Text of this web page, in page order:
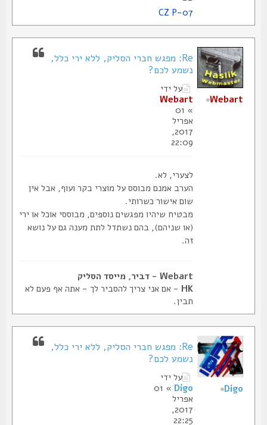
CZ P-07
Re: מפגש חברי הסליק, ללא ירי כלל,
נשמע לכם?
על ידי
Webart
אפריל
2017,
22:09
לצערי, לא.
הערב אמנם מבוסס על מוצרי בקר ועוף, אבל אין
שום אישור כשרותי.
מבטיח שיהיו מפגשים נוספים, מבוססי אוכל או ירי
(או שניהם), בהם נשתדל לתת מענה גם על נושא
Webart - דביר, מייסד הסליק
- אם אני צריך להסביר לך - אתה אף פעם לא
תבין.
Webart
Re: מפגש חברי הסליק, ללא ירי כלל,
נשמע לכם?
על ידי
Digo
» 01
אפריל
2017,
22:25
Digo